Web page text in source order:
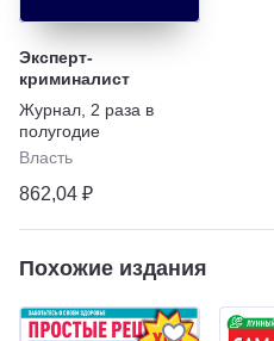
Эксперт-
криминалист
Журнал 2 раза в
полугодие
Власть
862,04 ₽
Похожие издания